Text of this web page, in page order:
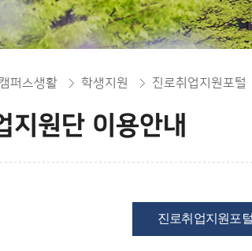
캠퍼스생활 학생지원 진로취업지원포털
지원단 이용안내
진로취업지원포